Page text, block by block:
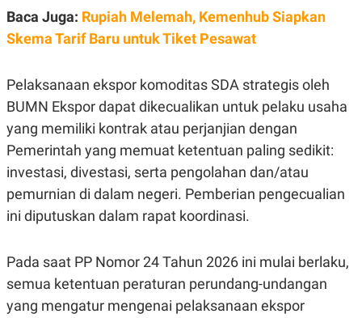
G
G
A
N
E
T
A
K
E
J
M
T
E
N
E
A
P
E
A
V
R
S
N
Baca Juga: Rupiah Melemah, Kemenhub Siapkan
Skema Tarif Baru untuk Tiket Pesawat
Pelaksanaan ekspor komoditas SDA strategis oleh
BUMN Ekspor dapat dikecualikan untuk pelaku usaha
yang memiliki kontrak atau perjanjian dengan
Pemerintah yang memuat ketentuan paling sedikit:
investasi, divestasi, serta pengolahan dan/atau
pemurnian di dalam negeri. Pemberian pengecualian
ini diputuskan dalam rapat koordinasi.
Pada saat PP Nomor 24 Tahun 2026 ini mulai berlaku,
semua ketentuan peraturan perundang-undangan
yang mengatur mengenai pelaksanaan ekspor